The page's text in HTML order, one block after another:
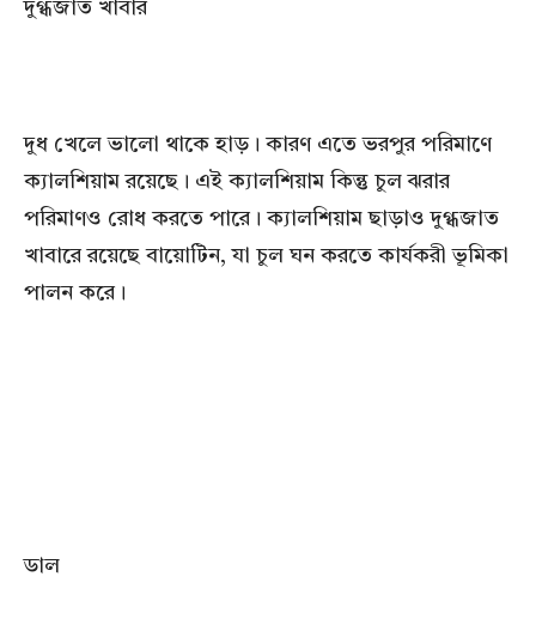
দুগ্ধজাত খাবার
দুধ খেলে ভালো থাকে হাড়। কারণ এতে ভরপুর পরিমাণে
ক্যালশিয়াম রয়েছে। এই ক্যালশিয়াম কিন্তু চুল ঝরার
পরিমাণও রোধ করতে পারে। ক্যালশিয়াম ছাড়াও দুগ্ধজাত
খাবারে রয়েছে বায়োটিন, যা চুল ঘন করতে কার্যকরী ভূমিকা
পালন করে।
ডাল